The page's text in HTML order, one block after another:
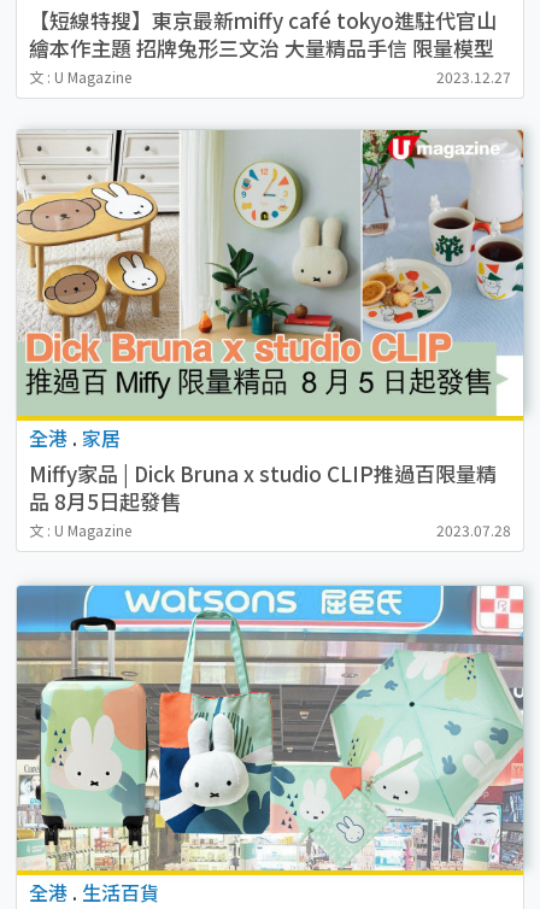
【短線特搜】東京最新miffy café tokyo進駐代官山
繪本作主題 招牌兔形三文治 大量精品手信 限量模型
文 : U Magazine 2023.12.27
全港 . 家居
Miffy家品 | Dick Bruna x studio CLIP推過百限量精
品 8月5日起發售
文 : U Magazine 2023.07.28
全港 . 生活百貨